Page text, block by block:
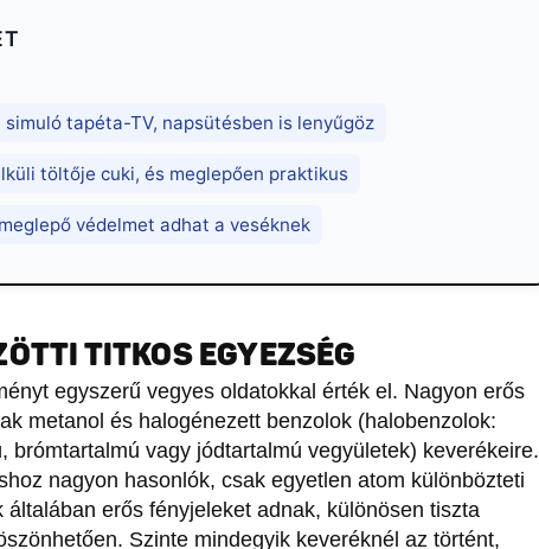
simuló tapéta-TV, napsütésben is lenyűgöz
töltője cuki, és meglepően praktikus
védelmet adhat a veséknek
TITKOS EGYEZSÉG
egyszerű vegyes oldatokkal érték el. Nagyon erős
metanol és halogénezett benzolok (halobenzolok:
brómtartalmú vagy jódtartalmú vegyületek) keverékeire.
nagyon hasonlók, csak egyetlen atom különbözteti
általában erős fényjeleket adnak, különösen tiszta
Szinte mindegyik keveréknél az történt,